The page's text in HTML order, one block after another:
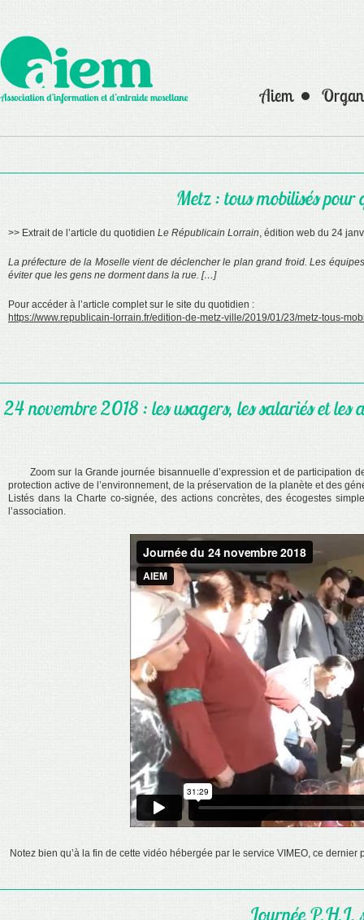
Aiem
Metz : tous mobilisés
>> Extrait de l’article du quotidien Le Républicain Lorrain, édition web du 24
La préfecture de la Moselle vient de déclencher le plan grand froid. Les
éviter que les gens ne dorment dans la rue. […]
Pour accéder à l’article complet sur le site du quotidien :
https://www.republicain-lorrain.fr/edition-de-metz-ville/2019/01/23/metz-tous-
24 novembre 2018 : les usagers, les salariés et
Zoom sur la Grande journée bisannuelle d’expression et de participation
protection active de l’environnement, de la préservation de la planète et des
Listés dans la Charte co-signée, des actions concrètes, des écogestes
l’association.
Notez bien qu’à la fin de cette vidéo hébergée par le service VIMEO, ce
Journée P.H.L.